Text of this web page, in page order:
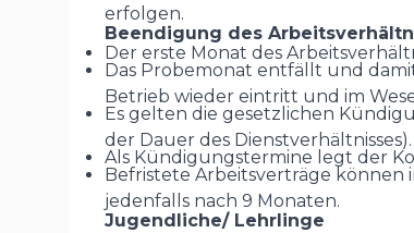
erfolgen.
Beendigung des
Der erste Monat des
Das Probemonat entfällt und
Betrieb wieder eintritt und im
Es gelten die gesetzlichen
der Dauer des Dienstverhältnisses).
Als Kündigungstermine legt der
Befristete Arbeitsverträge
jedenfalls nach 9 Monaten.
Jugendliche/ Lehrlinge